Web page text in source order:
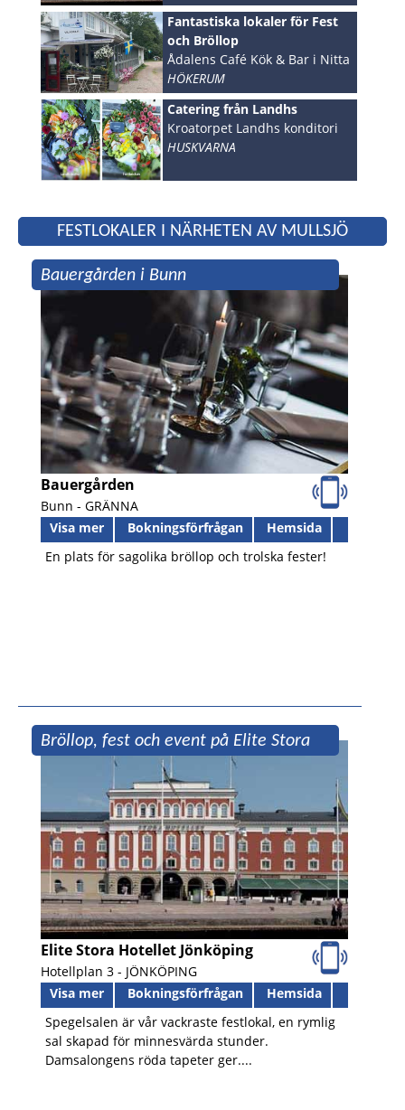
Fantastiska lokaler för Fest
och Bröllop
Ådalens Café Kök & Bar i Nitta
HÖKERUM
Catering från Landhs
Kroatorpet Landhs konditori
HUSKVARNA
FESTLOKALER I NÄRHETEN AV MULLSJÖ
Bauergården i Bunn
Bauergården
Bunn - GRÄNNA
Visa mer
Bokningsförfrågan
Hemsida
En plats för sagolika bröllop och trolska fester!
Bröllop, fest och event på Elite Stora
Elite Stora Hotellet Jönköping
Hotellplan 3 - JÖNKÖPING
Visa mer
Bokningsförfrågan
Hemsida
Spegelsalen är vår vackraste festlokal, en rymlig
sal skapad för minnesvärda stunder.
Damsalongens röda tapeter ger....